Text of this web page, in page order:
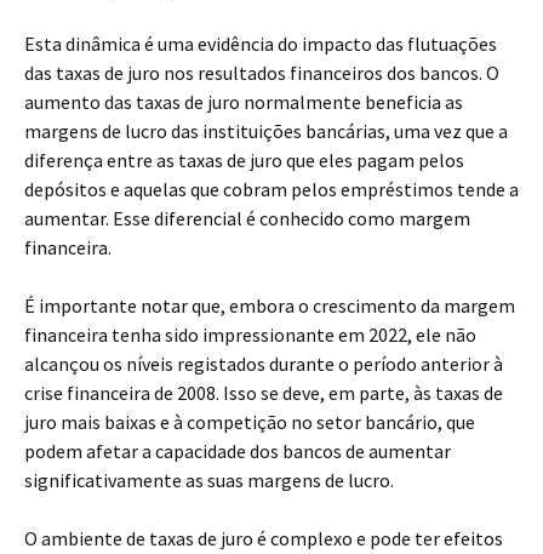
Esta dinâmica é uma evidência do impacto das flutuações
das taxas de juro nos resultados financeiros dos bancos. O
aumento das taxas de juro normalmente beneficia as
margens de lucro das instituições bancárias, uma vez que a
diferença entre as taxas de juro que eles pagam pelos
depósitos e aquelas que cobram pelos empréstimos tende a
aumentar. Esse diferencial é conhecido como margem
financeira.
É importante notar que, embora o crescimento da margem
financeira tenha sido impressionante em 2022, ele não
alcançou os níveis registados durante o período anterior à
crise financeira de 2008. Isso se deve, em parte, às taxas de
juro mais baixas e à competição no setor bancário, que
podem afetar a capacidade dos bancos de aumentar
significativamente as suas margens de lucro.
O ambiente de taxas de juro é complexo e pode ter efeitos